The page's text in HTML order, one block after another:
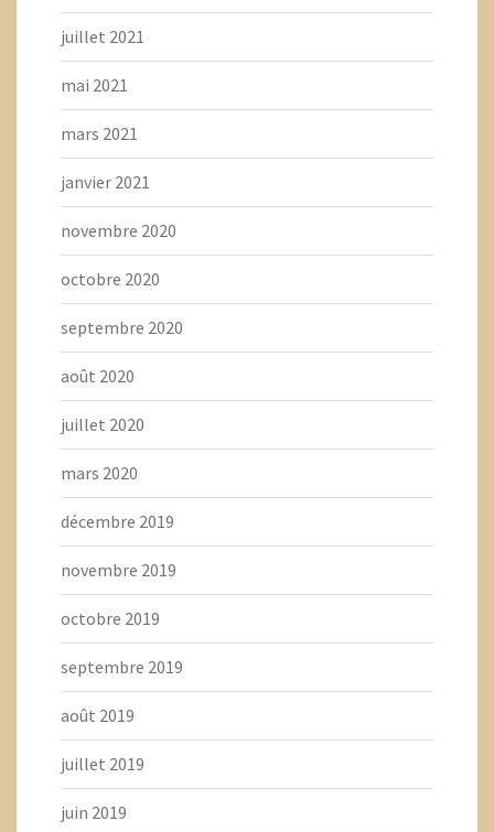
juillet 2021
mai 2021
mars 2021
janvier 2021
novembre 2020
octobre 2020
septembre 2020
août 2020
juillet 2020
mars 2020
décembre 2019
novembre 2019
octobre 2019
septembre 2019
août 2019
juillet 2019
juin 2019